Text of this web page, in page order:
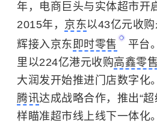
年，电商巨头与实体超市开
2015年， 京东以43亿元收
辉接入京东即时零售
平台
里以224亿港元收购高鑫零售
大润发开始推进门店数字化
腾讯达成战略合作，推出“超
样瞄准超市线上线下一体化。